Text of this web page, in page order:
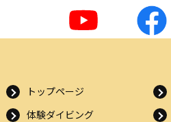
トップページ
体験ダイビング